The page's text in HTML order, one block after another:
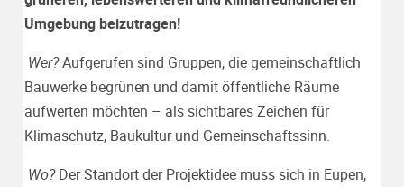
Umgebung beizutragen!
Wer?Aufgerufen sind Gruppen, die gemeinschaftlich
Bauwerke begrünen und damit öffentliche Räume
aufwerten möchten – als sichtbares Zeichen für
Klimaschutz, Baukultur und Gemeinschaftssinn.
Wo?Der Standort der Projektidee muss sich in Eupen,